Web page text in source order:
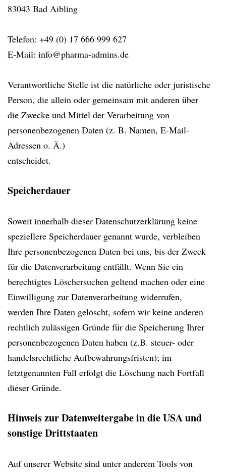
83043 Bad Aibling
Telefon: +49 (0) 17 666 999 627
E-Mail: info@pharma-admins.de
Verantwortliche Stelle ist die natürliche oder juristische
Person, die allein oder gemeinsam mit anderen über
die Zwecke und Mittel der Verarbeitung von
personenbezogenen Daten (z. B. Namen, E-Mail-
Adressen o. Ä.)
entscheidet.
Speicherdauer
Soweit innerhalb dieser Datenschutzerklärung keine
speziellere Speicherdauer genannt wurde, verbleiben
Ihre personenbezogenen Daten bei uns, bis der Zweck
für die Datenverarbeitung entfällt. Wenn Sie ein
berechtigtes Löschersuchen geltend machen oder eine
Einwilligung zur Datenverarbeitung widerrufen,
werden Ihre Daten gelöscht, sofern wir keine anderen
rechtlich zulässigen Gründe für die Speicherung Ihrer
personenbezogenen Daten haben (z.B. steuer- oder
handelsrechtliche Aufbewahrungsfristen); im
letztgenannten Fall erfolgt die Löschung nach Fortfall
dieser Gründe.
Hinweis zur Datenweitergabe in die USA und
sonstige Drittstaaten
Auf unserer Website sind unter anderem Tools von